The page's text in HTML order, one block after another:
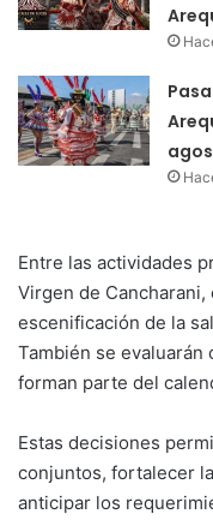
Entre las actividades
Virgen de
escenificación de la
También se
forman parte del
Estas decisiones
conjuntos, fortalecer
anticipar los